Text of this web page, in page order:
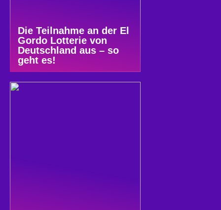
Die Teilnahme an der El
Gordo Lotterie von
Deutschland aus – so
geht es!